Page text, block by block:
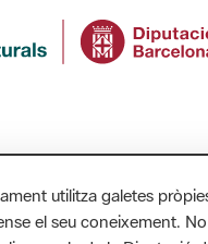
utilitza galetes
el seu coneixement.